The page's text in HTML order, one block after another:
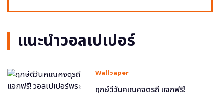
แนะนำวอลเปเปอร์
Wallpaper
ฤกษ์ดีวันคเณศจตุรถี แจกฟรี!